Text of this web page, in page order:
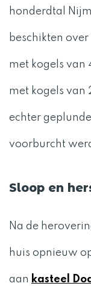
honderdtal
beschikten
met kogels van
met kogels van
echter
voorburcht
Sloop en
Na de
huis opnieuw
aan kasteel